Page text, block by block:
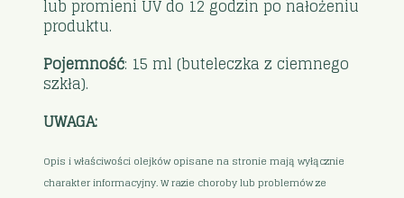
lub promieni UV do 12 godzin po nałożeniu
produktu.
Pojemność: 15 ml (buteleczka z ciemnego
szkła).
UWAGA:
Opis i właściwości olejków opisane na stronie mają wyłącznie
charakter informacyjny. W razie choroby lub problemów ze